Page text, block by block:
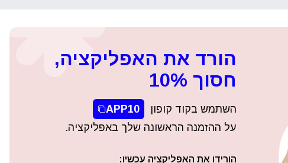
הורד את האפליקציה,
חסוך 10%
השתמש בקוד קופון
APP10
על ההזמנה הראשונה שלך באפליקציה.
הורידו את האפליקציה עכשיו: